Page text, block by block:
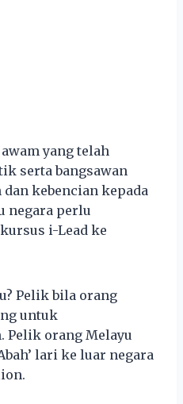
yang telah
serta bangsawan
kebencian kepada
negara perlu
i-Lead ke
Pelik bila orang
untuk
Pelik orang Melayu
lari ke luar negara